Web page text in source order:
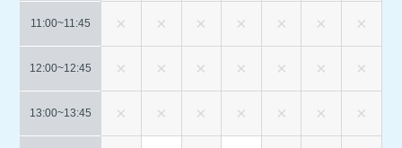
11:00~11:45
12:00~12:45
13:00~13:45